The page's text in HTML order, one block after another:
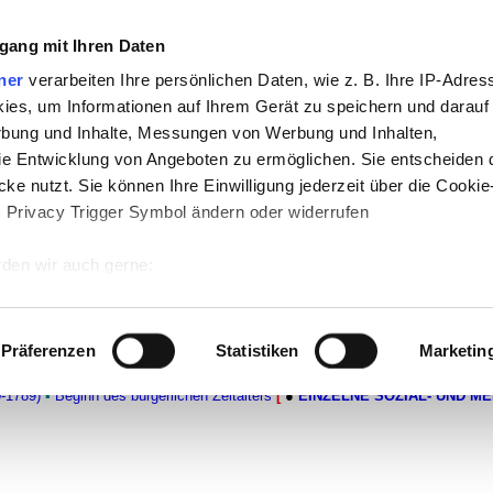
mit Ihren Daten
verarbeiten Ihre persönlichen Daten, wie z. B. Ihre IP-
um Informationen auf Ihrem Gerät zu speichern und
und Inhalte, Messungen von Werbung und Inhalten,
Entwicklung von Angeboten zu ermöglichen. Sie entscheiden
nutzt. Sie können Ihre Einwilligung jederzeit über die
Trigger Symbol ändern oder widerrufen
wir auch gerne:
Scannen nach bestimmten Merkmalen (Fingerprinting)
wie Ihre persönlichen Daten verarbeitet werden, und legen Sie
fest.
Präferenzen Statistiken
Politik-Pädagogik- Psychologie-
teachSam-So sucht man auf
Aspekte der Frühen
Neuzeit
1789) ▪ Beginn des bürgerlichen Zeitalters [●EINZELNE SOZIAL- UND